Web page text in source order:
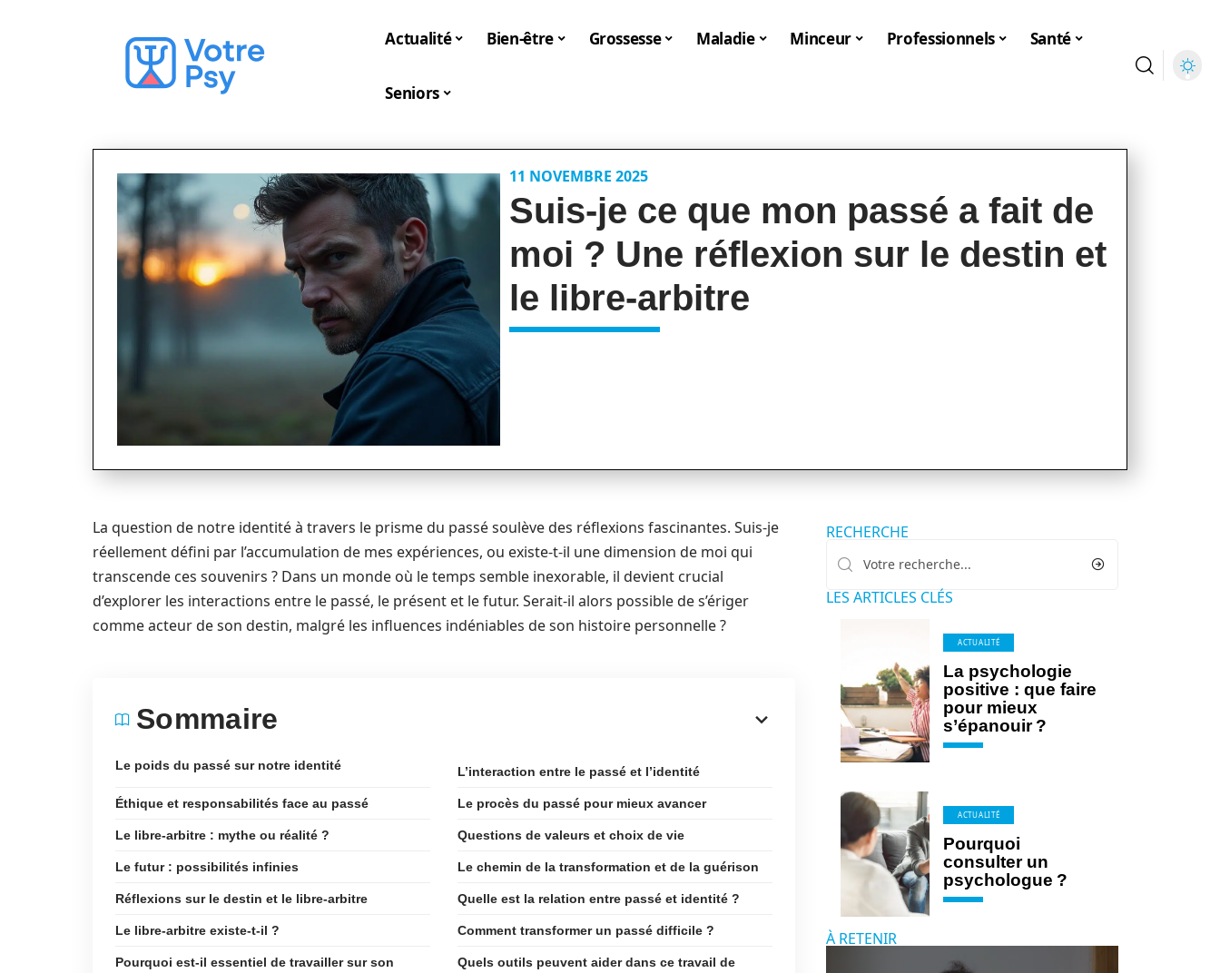
Actualité Bien-être Grossesse Maladie Minceur Professionnels Santé
Seniors
11 NOVEMBRE 2025
Suis-je ce que mon passé a fait de
moi ? Une réflexion sur le destin et
le libre-arbitre
La question de notre identité à travers le prisme du passé soulève des réflexions fascinantes. Suis-je
réellement défini par l’accumulation de mes expériences, ou existe-t-il une dimension de moi qui
transcende ces souvenirs ? Dans un monde où le temps semble inexorable, il devient crucial
d’explorer les interactions entre le passé, le présent et le futur. Serait-il alors possible de s’ériger
comme acteur de son destin, malgré les influences indéniables de son histoire personnelle ?
Sommaire
Le poids du passé sur notre identité L’interaction entre le passé et l’identité
Éthique et responsabilités face au passé Le procès du passé pour mieux avancer
Le libre-arbitre : mythe ou réalité ? Questions de valeurs et choix de vie
Le futur : possibilités infinies Le chemin de la transformation et de la guérison
Réflexions sur le destin et le libre-arbitre Quelle est la relation entre passé et identité ?
Le libre-arbitre existe-t-il ? Comment transformer un passé difficile ?
Pourquoi est-il essentiel de travailler sur son
Quels outils peuvent aider dans ce travail de
RECHERCHE
LES ARTICLES CLÉS
ACTUALITÉ
La psychologie
positive : que faire
pour mieux
s’épanouir ?
ACTUALITÉ
Pourquoi
consulter un
psychologue ?
À RETENIR